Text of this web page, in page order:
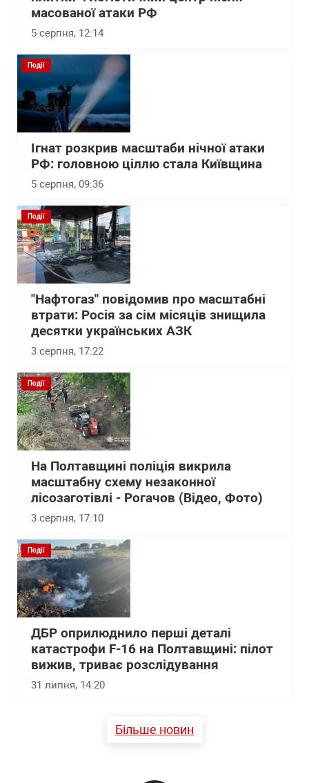
масованої атаки РФ
5 серпня, 12:14
Події
Ігнат розкрив масштаби нічної атаки
РФ: головною ціллю стала Київщина
5 серпня, 09:36
Події
"Нафтогаз" повідомив про масштабні
втрати: Росія за сім місяців знищила
десятки українських АЗК
3 серпня, 17:22
Події
На Полтавщині поліція викрила
масштабну схему незаконної
лісозаготівлі - Рогачов (Відео, Фото)
3 серпня, 17:10
Події
ДБР оприлюднило перші деталі
катастрофи F-16 на Полтавщині: пілот
вижив, триває розслідування
31 липня, 14:20
Більше новин